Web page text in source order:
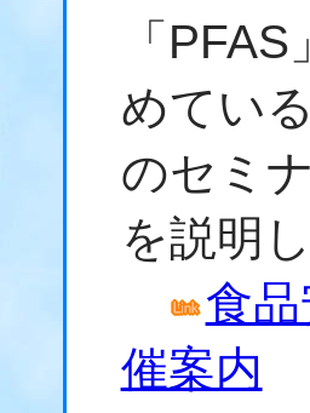
「
めてい
のセミ
を説明
食
催案内